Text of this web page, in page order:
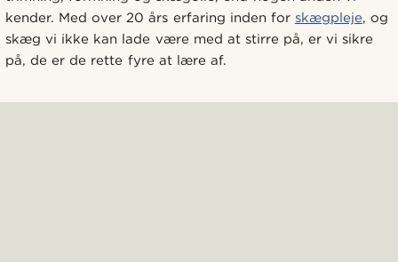
kender. Med over 20 års erfaring inden for skægpleje, og
skæg vi ikke kan lade være med at stirre på, er vi sikre
på, de er de rette fyre at lære af.